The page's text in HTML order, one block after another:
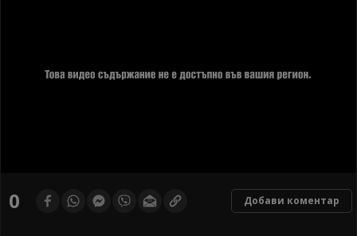
of0 Добави коментар